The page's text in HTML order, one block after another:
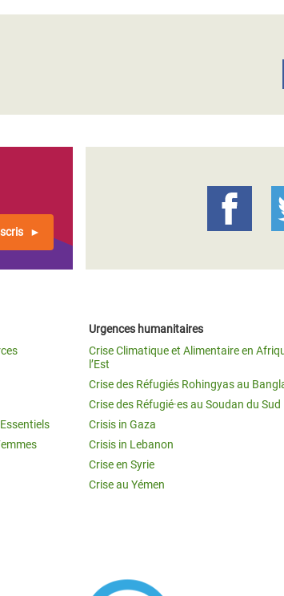
Urgences humanitaires
Crise Climatique et Alimentaire en
l’Est
Crise des Réfugiés Rohingyas au
Crise des Réfugié·es au Soudan du Sud
Crisis in Gaza
Crisis in Lebanon
Crise en Syrie
Crise au Yémen